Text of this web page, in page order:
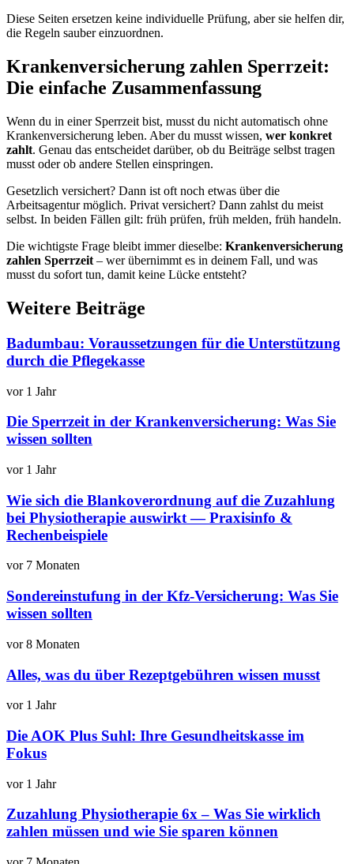
Diese Seiten ersetzen keine individuelle Prüfung, aber sie helfen dir,
die Regeln sauber einzuordnen.
Krankenversicherung zahlen Sperrzeit:
Die einfache Zusammenfassung
Wenn du in einer Sperrzeit bist, musst du nicht automatisch ohne
Krankenversicherung leben. Aber du musst wissen, wer konkret
zahlt. Genau das entscheidet darüber, ob du Beiträge selbst tragen
musst oder ob andere Stellen einspringen.
Gesetzlich versichert? Dann ist oft noch etwas über die
Arbeitsagentur möglich. Privat versichert? Dann zahlst du meist
selbst. In beiden Fällen gilt: früh prüfen, früh melden, früh handeln.
Die wichtigste Frage bleibt immer dieselbe: Krankenversicherung
zahlen Sperrzeit – wer übernimmt es in deinem Fall, und was
musst du sofort tun, damit keine Lücke entsteht?
Weitere Beiträge
Badumbau: Voraussetzungen für die Unterstützung
durch die Pflegekasse
vor 1 Jahr
Die Sperrzeit in der Krankenversicherung: Was Sie
wissen sollten
vor 1 Jahr
Wie sich die Blankoverordnung auf die Zuzahlung
bei Physiotherapie auswirkt — Praxisinfo &
Rechenbeispiele
vor 7 Monaten
Sondereinstufung in der Kfz-Versicherung: Was Sie
wissen sollten
vor 8 Monaten
Alles, was du über Rezeptgebühren wissen musst
vor 1 Jahr
Die AOK Plus Suhl: Ihre Gesundheitskasse im
Fokus
vor 1 Jahr
Zuzahlung Physiotherapie 6x – Was Sie wirklich
zahlen müssen und wie Sie sparen können